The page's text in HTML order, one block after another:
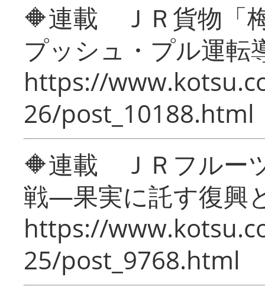
🔶連載 ＪＲ貨物「
プッシュ・プル運転
https://
26/post_10188.html
🔶連載 ＪＲフルー
戦―果実に託す復興
https://
25/post_9768.html